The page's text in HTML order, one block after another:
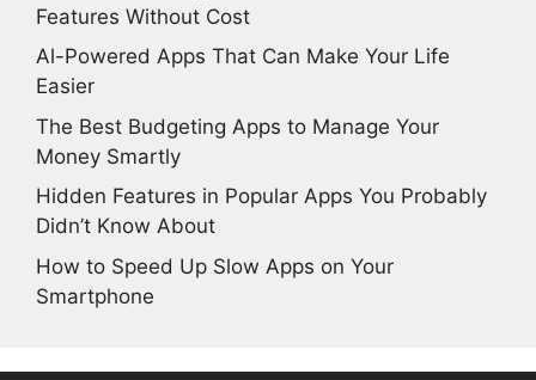
Features Without Cost
Al-Powered Apps That Can Make Your Life
Easier
The Best Budgeting Apps to Manage Your
Money Smartly
Hidden Features in Popular Apps You Probably
Didn’t Know About
How to Speed Up Slow Apps on Your
Smartphone